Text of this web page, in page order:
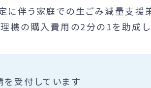
伴う家庭での生ごみ減量支援
機の購入費用の2分の1を助成し
受付しています